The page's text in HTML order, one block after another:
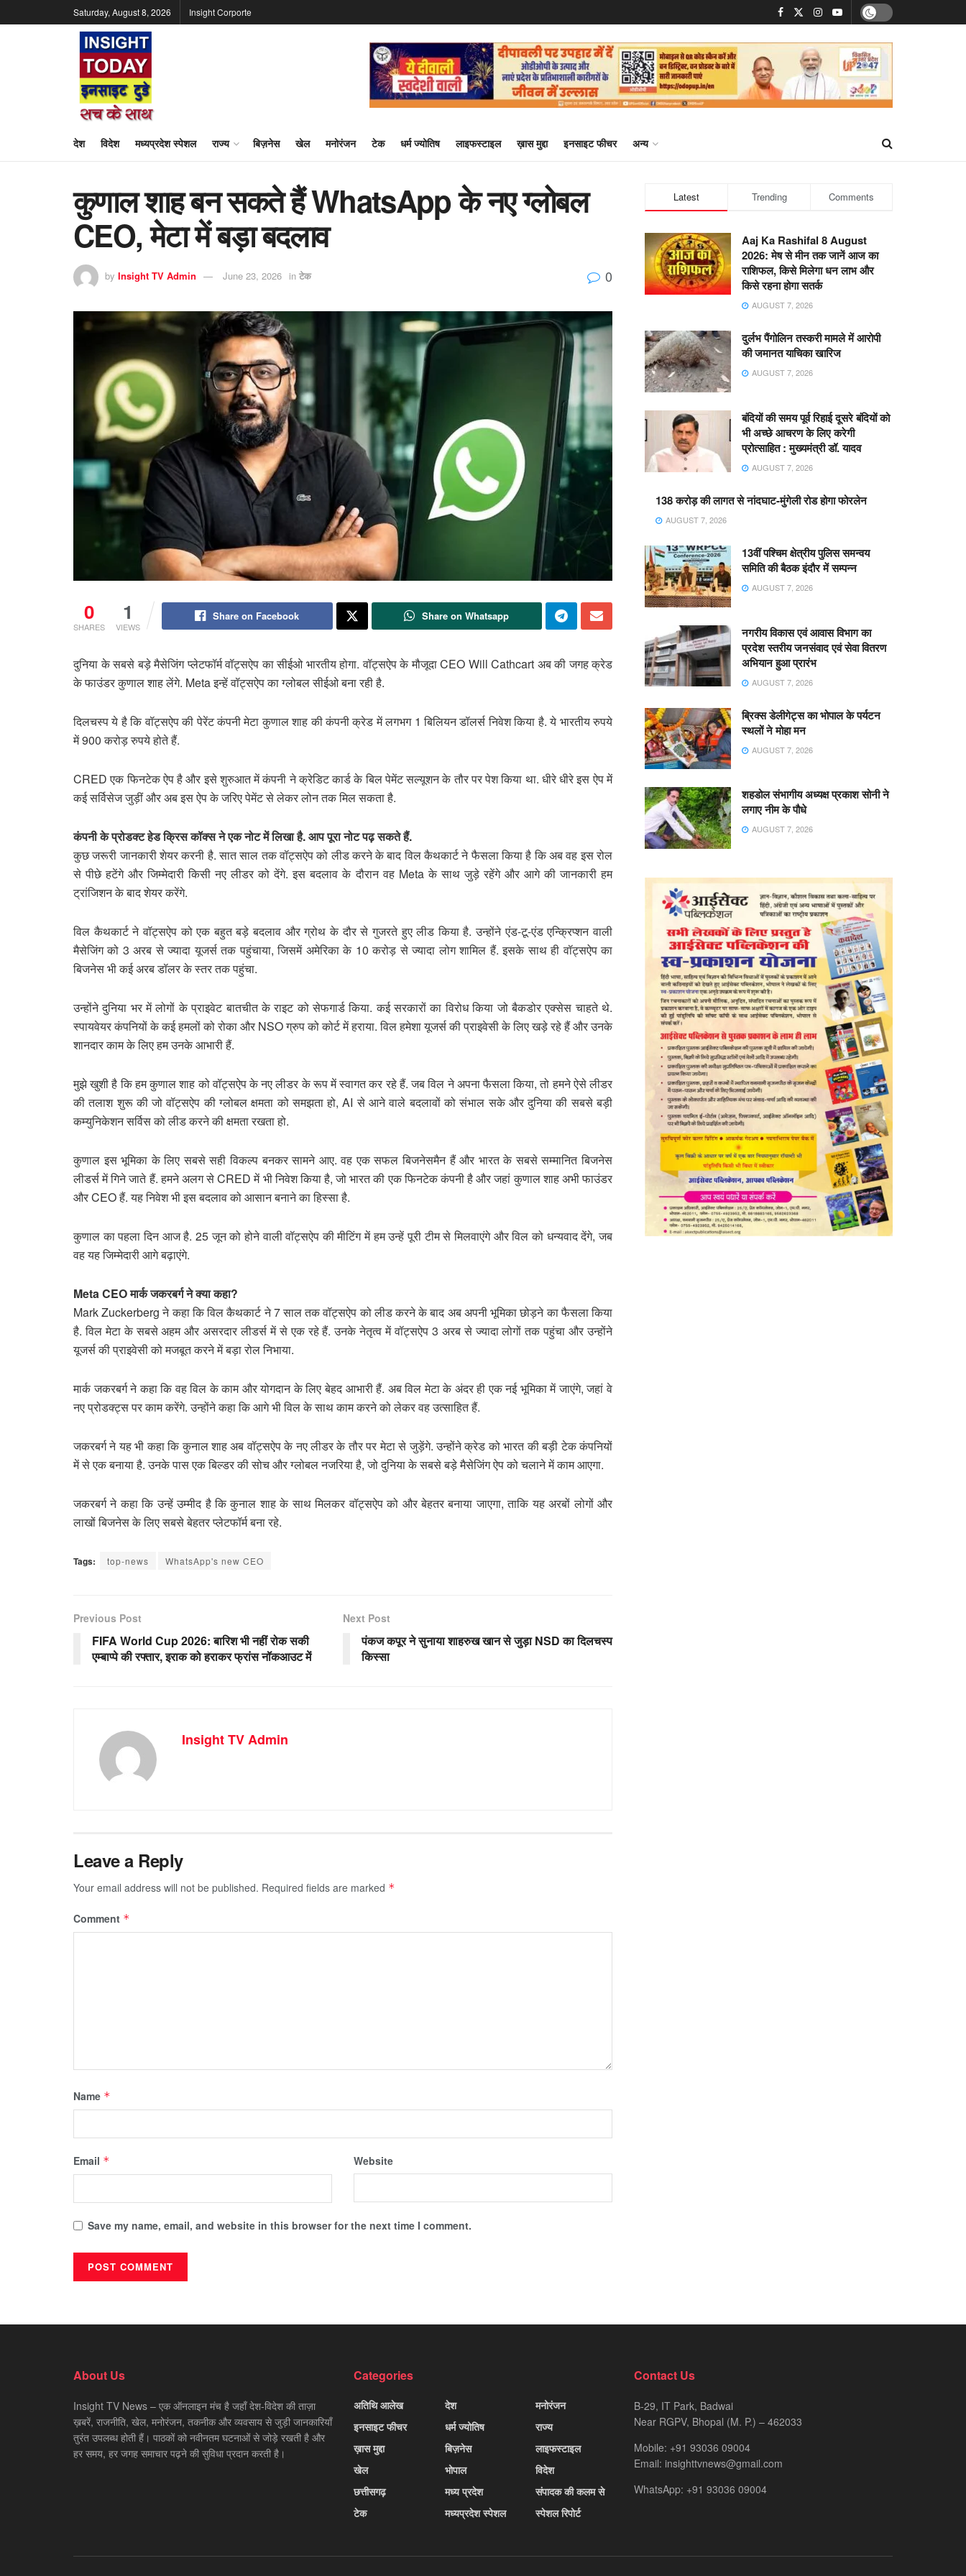
Saturday, August 8, 2026 Insight Corporte
देश विदेश मध्यप्रदेश स्पेशल राज्य बिज़नेस खेल मनोरंजन टेक धर्म ज्योतिष लाइफस्टाइल ख़ास मुद्दा इनसाइट फीचर अन्य
कुणाल शाह बन सकते हैं WhatsApp के नए ग्लोबल
CEO, मेटा में बड़ा बदलाव
by Insight TV Admin June 23, 2026 in टेक 0
0
SHARES
1
VIEWS
Share on Facebook Share on Whatsapp
दुनिया के सबसे बड़े मैसेजिंग प्लेटफॉर्म वॉट्सऐप का सीईओ भारतीय होगा. वॉट्सऐप के मौजूदा CEO Will Cathcart अब की जगह क्रेड
के फाउंडर कुणाल शाह लेंगे. Meta इन्हें वॉट्सऐप का ग्लोबल सीईओ बना रही है.
दिलचस्प ये है कि वॉट्सऐप की पेरेंट कंपनी मेटा कुणाल शाह की कंपनी क्रेड में लगभग 1 बिलियन डॉलर्स निवेश किया है. ये भारतीय रुपये
में 900 करोड़ रुपये होते हैं.
CRED एक फिनटेक ऐप है और इसे शुरुआत में कंपनी ने क्रेडिट कार्ड के बिल पेमेंट सल्यूशन के तौर पर पेश किया था. धीरे धीरे इस ऐप में
कई सर्विसेज जुड़ीं और अब इस ऐप के जरिए पेमेंट से लेकर लोन तक मिल सकता है.
कंपनी के प्रोडक्ट हेड क्रिस कॉक्स ने एक नोट में लिखा है. आप पूरा नोट पढ़ सकते हैं.
कुछ जरूरी जानकारी शेयर करनी है. सात साल तक वॉट्सऐप को लीड करने के बाद विल कैथकार्ट ने फैसला किया है कि अब वह इस रोल
से पीछे हटेंगे और जिम्मेदारी किसी नए लीडर को देंगे. इस बदलाव के दौरान वह Meta के साथ जुड़े रहेंगे और आगे की जानकारी हम
ट्रांजिशन के बाद शेयर करेंगे.
विल कैथकार्ट ने वॉट्सऐप को एक बहुत बड़े बदलाव और ग्रोथ के दौर से गुजरते हुए लीड किया है. उन्होंने एंड-टू-एंड एन्क्रिप्शन वाली
मैसेजिंग को 3 अरब से ज्यादा यूजर्स तक पहुंचाया, जिसमें अमेरिका के 10 करोड़ से ज्यादा लोग शामिल हैं. इसके साथ ही वॉट्सऐप का
बिजनेस भी कई अरब डॉलर के स्तर तक पहुंचा.
उन्होंने दुनिया भर में लोगों के प्राइवेट बातचीत के राइट को सेफगार्ड किया. कई सरकारों का विरोध किया जो बैकडोर एक्सेस चाहते थे.
स्पायवेयर कंपनियों के कई हमलों को रोका और NSO ग्रुप को कोर्ट में हराया. विल हमेशा यूजर्स की प्राइवेसी के लिए खड़े रहे हैं और उनके
शानदार काम के लिए हम उनके आभारी हैं.
मुझे खुशी है कि हम कुणाल शाह को वॉट्सऐप के नए लीडर के रूप में स्वागत कर रहे हैं. जब विल ने अपना फैसला किया, तो हमने ऐसे लीडर
की तलाश शुरू की जो वॉट्सऐप की ग्लोबल क्षमता को समझता हो, AI से आने वाले बदलावों को संभाल सके और दुनिया की सबसे बड़ी
कम्युनिकेशन सर्विस को लीड करने की क्षमता रखता हो.
कुणाल इस भूमिका के लिए सबसे सही विकल्प बनकर सामने आए. वह एक सफल बिजनेसमैन हैं और भारत के सबसे सम्मानित बिजनेस
लीडर्स में गिने जाते हैं. हमने अलग से CRED में भी निवेश किया है, जो भारत की एक फिनटेक कंपनी है और जहां कुणाल शाह अभी फाउंडर
और CEO हैं. यह निवेश भी इस बदलाव को आसान बनाने का हिस्सा है.
कुणाल का पहला दिन आज है. 25 जून को होने वाली वॉट्सऐप की मीटिंग में हम उन्हें पूरी टीम से मिलवाएंगे और विल को धन्यवाद देंगे, जब
वह यह जिम्मेदारी आगे बढ़ाएंगे.
Meta CEO मार्क जकरबर्ग ने क्या कहा?
Mark Zuckerberg ने कहा कि विल कैथकार्ट ने 7 साल तक वॉट्सऐप को लीड करने के बाद अब अपनी भूमिका छोड़ने का फैसला किया
है. विल मेटा के सबसे अहम और असरदार लीडर्स में से एक रहे हैं. उनके नेतृत्व में वॉट्सऐप 3 अरब से ज्यादा लोगों तक पहुंचा और उन्होंने
यूजर्स की प्राइवेसी को मजबूत करने में बड़ा रोल निभाया.
मार्क जकरबर्ग ने कहा कि वह विल के काम और योगदान के लिए बेहद आभारी हैं. अब विल मेटा के अंदर ही एक नई भूमिका में जाएंगे, जहां वे
नए प्रोडक्ट्स पर काम करेंगे. उन्होंने कहा कि आगे भी विल के साथ काम करने को लेकर वह उत्साहित हैं.
जकरबर्ग ने यह भी कहा कि कुनाल शाह अब वॉट्सऐप के नए लीडर के तौर पर मेटा से जुड़ेंगे. उन्होंने क्रेड को भारत की बड़ी टेक कंपनियों
में से एक बनाया है. उनके पास एक बिल्डर की सोच और ग्लोबल नजरिया है, जो दुनिया के सबसे बड़े मैसेजिंग ऐप को चलाने में काम आएगा.
जकरबर्ग ने कहा कि उन्हें उम्मीद है कि कुनाल शाह के साथ मिलकर वॉट्सऐप को और बेहतर बनाया जाएगा, ताकि यह अरबों लोगों और
लाखों बिजनेस के लिए सबसे बेहतर प्लेटफॉर्म बना रहे.
Tags: top-news WhatsApp's new CEO
Previous Post
FIFA World Cup 2026: बारिश भी नहीं रोक सकी
एम्बाप्पे की रफ्तार, इराक को हराकर फ्रांस नॉकआउट में
Next Post
पंकज कपूर ने सुनाया शाहरुख खान से जुड़ा NSD का दिलचस्प
किस्सा
Insight TV Admin
Leave a Reply
Your email address will not be published. Required fields are marked *
Comment *
Name *
Email * Website
Save my name, email, and website in this browser for the next time I comment.
Latest Trending Comments
Aaj Ka Rashifal 8 August
2026: मेष से मीन तक जानें आज का
राशिफल, किसे मिलेगा धन लाभ और
किसे रहना होगा सतर्क
AUGUST 7, 2026
दुर्लभ पैंगोलिन तस्करी मामले में आरोपी
की जमानत याचिका खारिज
AUGUST 7, 2026
बंदियों की समय पूर्व रिहाई दूसरे बंदियों को
भी अच्छे आचरण के लिए करेगी
प्रोत्साहित : मुख्यमंत्री डॉ. यादव
AUGUST 7, 2026
138 करोड़ की लागत से नांदघाट-मुंगेली रोड होगा फोरलेन
AUGUST 7, 2026
13वीं पश्चिम क्षेत्रीय पुलिस समन्वय
समिति की बैठक इंदौर में सम्पन्न
AUGUST 7, 2026
नगरीय विकास एवं आवास विभाग का
प्रदेश स्तरीय जनसंवाद एवं सेवा वितरण
अभियान हुआ प्रारंभ
AUGUST 7, 2026
ब्रिक्स डेलीगेट्स का भोपाल के पर्यटन
स्थलों ने मोहा मन
AUGUST 7, 2026
शहडोल संभागीय अध्यक्ष प्रकाश सोनी ने
लगाए नीम के पौधे
AUGUST 7, 2026
About Us
Insight TV News – एक ऑनलाइन मंच है जहाँ देश-विदेश की ताज़ा
ख़बरें, राजनीति, खेल, मनोरंजन, तकनीक और व्यवसाय से जुड़ी जानकारियाँ
तुरंत उपलब्ध होती हैं। पाठकों को नवीनतम घटनाओं से जोड़े रखती है और
हर समय, हर जगह समाचार पढ़ने की सुविधा प्रदान करती है।
Categories
अतिथि आलेख
इनसाइट फीचर
ख़ास मुद्दा
खेल
छत्तीसगढ़
टेक
देश
धर्म ज्योतिष
बिज़नेस
भोपाल
मध्य प्रदेश
मध्यप्रदेश स्पेशल
मनोरंजन
राज्य
लाइफस्टाइल
विदेश
संपादक की कलम से
स्पेशल रिपोर्ट
Contact Us
B-29, IT Park, Badwai
Near RGPV, Bhopal (M. P.) – 462033
Mobile: +91 93036 09004
Email: insighttvnews@gmail.com
WhatsApp: +91 93036 09004